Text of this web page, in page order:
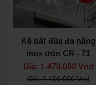
Kệ bát đũa đa năng
inox tròn CR - 71
Giá: 1.470.000 Vnđ
Giá: 2.100.000 Vnđ